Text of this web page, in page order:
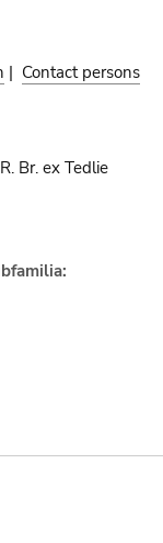
| Contact persons
Br. ex Tedlie